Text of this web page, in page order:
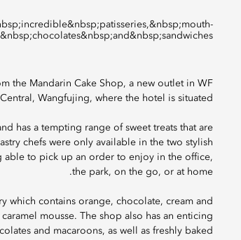
the Mandarin Cake Shop, a new outlet in WF
Central, Wangfujing, where the hotel is situated.
has a tempting range of sweet treats that are
chefs were only available in the two stylish
able to pick up an order to enjoy in the office,
the park, on the go, or at home.
which contains orange, chocolate, cream and
mousse. The shop also has an enticing
and macaroons, as well as freshly baked